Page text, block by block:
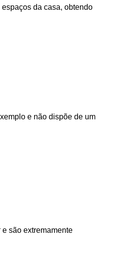
da casa, obtendo
e não dispõe de um
são extremamente